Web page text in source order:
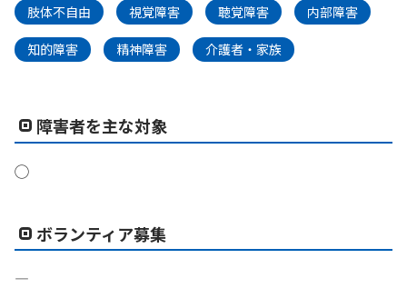
肢体不自由 視覚障害 聴覚障害 内部障害
知的障害 精神障害 介護者・家族
障害者を主な対象
◯
ボランティア募集
―